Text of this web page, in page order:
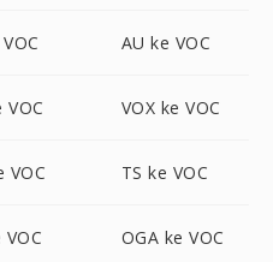
AU ke VOC
VOC VOX ke VOC
VOC TS ke VOC
OGA ke VOC